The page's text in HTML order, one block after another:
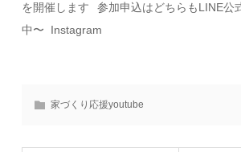
を開催します⠀参加申込はどちらもLINE公
中〜 Instagram
家づくり応援youtube